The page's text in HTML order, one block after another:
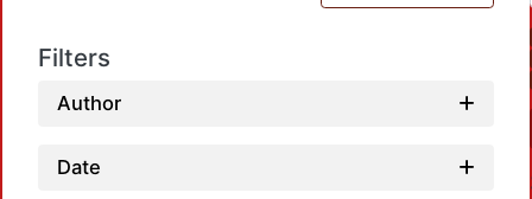
Filters
Author
Date